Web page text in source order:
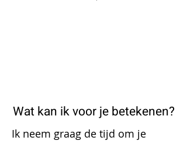
Wat kan ik voor je betekenen?
Ik neem graag de tijd om je